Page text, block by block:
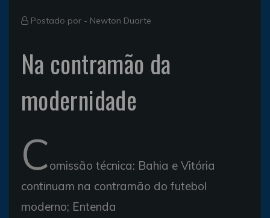
Postado por - Newton Duarte
Na contramão da
modernidade
Comissão técnica: Bahia e Vitória
continuam na contramão do futebol
moderno; Entenda